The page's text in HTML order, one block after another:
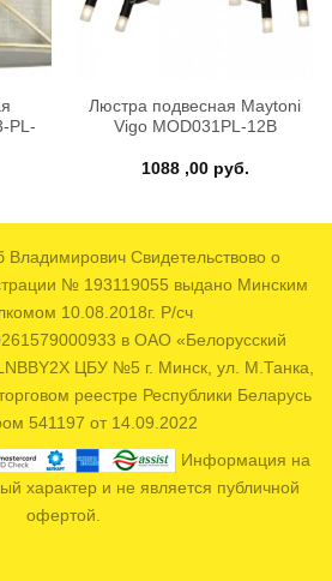
PL-
Люстра подвесная Maytoni
Vigo MOD031PL-12B
1088 ,00 руб.
Свидетельствово о
№ 193119055 выдано Минским
10.08.2018г. Р/сч
в ОАО «Белорусский
ЦБУ №5 г. Минск, ул. М.Танка,
реестре Республики Беларусь
541197 от 14.09.2022
Информация на
характер и не является публичной
офертой.